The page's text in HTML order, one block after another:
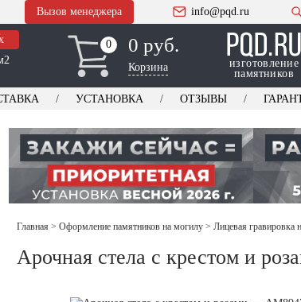
Вызов менеджера info@pqd.ru
0
0 0 руб.
Корзина
изготовление
памятников
УСТАНОВКА ОТЗЫВЫ
Главная > Оформление памятников на могилу > Лицевая гравировка
Арочная стела с крестом и